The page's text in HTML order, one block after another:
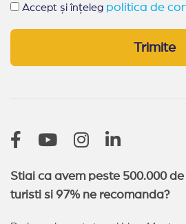
Accept și înțeleg politica de
Trimite
Stiai ca avem peste 500.000 de
turisti si 97% ne recomanda?